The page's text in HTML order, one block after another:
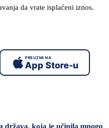
da vrate isplaćeni iznos.
PREUZMI NA
App Store-u
država, koja je učinila mnogo